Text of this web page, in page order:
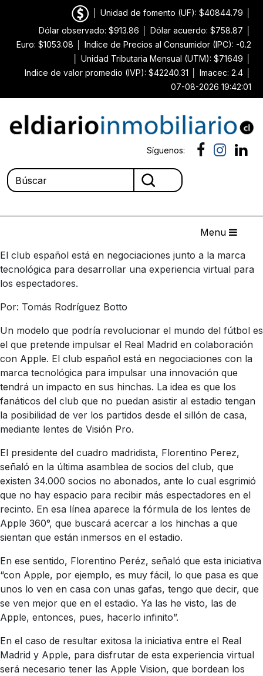
Unidad de fomento (UF): $40844.79
Dólar observado: $913.86
Dólar acuerdo: $758.87
Euro: $1053.08
Indice de Precios al Consumidor (IPC): -0.2
Unidad Tributaria Mensual (UTM): $71649
Indice de valor promedio (IVP): $42240.31
Imacec: 2.4
07-08-2026 19:42:01
Síguenos:
Menu
El club español está en negociaciones junto a la marca
tecnológica para desarrollar una experiencia virtual para
los espectadores.
Por: Tomás Rodríguez Botto
Un modelo que podría revolucionar el mundo del fútbol es
el que pretende impulsar el Real Madrid en colaboración
con Apple. El club español está en negociaciones con la
marca tecnológica para impulsar una innovación que
tendrá un impacto en sus hinchas. La idea es que los
fanáticos del club que no puedan asistir al estadio tengan
la posibilidad de ver los partidos desde el sillón de casa,
mediante lentes de Visión Pro.
El presidente del cuadro madridista, Florentino Perez,
señaló en la última asamblea de socios del club, que
existen 34.000 socios no abonados, ante lo cual esgrimió
que no hay espacio para recibir más espectadores en el
recinto. En esa línea aparece la fórmula de los lentes de
Apple 360°, que buscará acercar a los hinchas a que
sientan que están inmersos en el estadio.
En ese sentido, Florentino Peréz, señaló que esta iniciativa
“con Apple, por ejemplo, es muy fácil, lo que pasa es que
unos lo ven en casa con unas gafas, tengo que decir, que
se ven mejor que en el estadio. Ya las he visto, las de
Apple, entonces, pues, hacerlo infinito”.
En el caso de resultar exitosa la iniciativa entre el Real
Madrid y Apple, para disfrutar de esta experiencia virtual
será necesario tener las Apple Vision, que bordean los